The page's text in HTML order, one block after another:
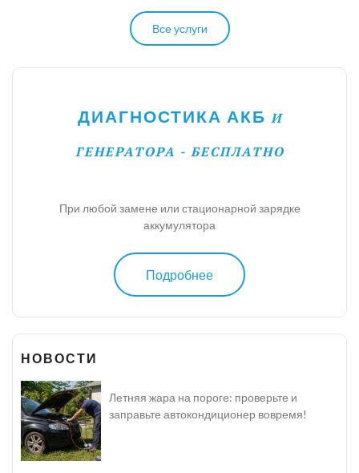
Все услуги
ДИАГНОСТИКА АКБ И
ГЕНЕРАТОРА - БЕСПЛАТНО
При любой замене или стационарной зарядке
аккумулятора
Подробнее
НОВОСТИ
Летняя жара на пороге: проверьте и
заправьте автокондиционер вовремя!